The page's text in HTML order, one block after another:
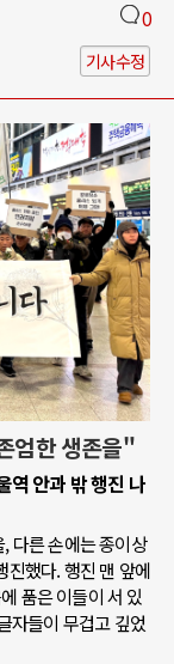
0
기사수정
엄한 생존을"
역 안과 밖 행진 나
다른 손에는 종이상
진했다. 행진 맨 앞에
품은 이들이 서 있
자들이 무겁고 깊었